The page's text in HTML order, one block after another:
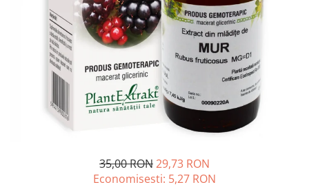
Omega 3
Par si unghii
Probiotice si prebiotice
Sanatate urinara
Sistemul respirator
Somn stres si anxietate
Ingrijire par
Balsam masca si tratament
Produse cu SPF Pentru Fata
Repelenti insecte
35,00 RON29,73 RON
Economisesti: 5,27 RON